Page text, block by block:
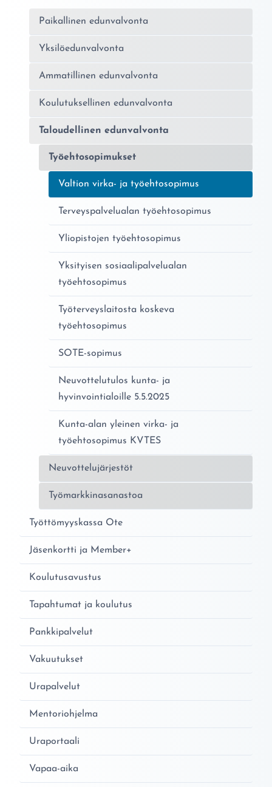
Paikallinen edunvalvonta
Yksilöedunvalvonta
Ammatillinen edunvalvonta
Koulutuksellinen edunvalvonta
Taloudellinen edunvalvonta
Työehtosopimukset
Nykyinen sivu:
Valtion virka- ja työehtosopimus
Terveyspalvelualan työehtosopimus
Yliopistojen työehtosopimus
Yksityisen sosiaalipalvelualan
työehtosopimus
Työterveyslaitosta koskeva
työehtosopimus
SOTE-sopimus
Neuvottelutulos kunta- ja
hyvinvointialoille 5.5.2025
Kunta-alan yleinen virka- ja
työehtosopimus KVTES
Neuvottelujärjestöt
Työmarkkinasanastoa
Työttömyyskassa Ote
Jäsenkortti ja Member+
Koulutusavustus
Tapahtumat ja koulutus
Pankkipalvelut
Vakuutukset
Urapalvelut
Mentoriohjelma
Uraportaali
Vapaa-aika